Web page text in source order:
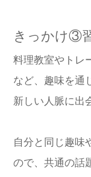
きっかけ③
料理教室やトレ
など、趣味を通
新しい人脈に出
自分と同じ趣味
ので、共通の話